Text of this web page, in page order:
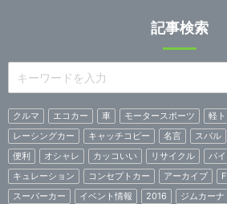
記事検索
クルマ エコカー 車 モータースポーツ 軽
レーシングカー
キャッチコピー 名言 スバル
便利
オシャレ カッコいい リサイクル バイ
キュレーション
コンセプトカー アーカイブ
スーパーカー
イベント情報 2016 ジムカーナ